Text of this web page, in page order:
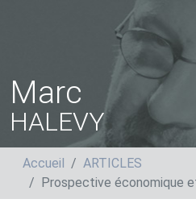
Marc
HALEVY
Accueil
ARTICLES
Prospective économique